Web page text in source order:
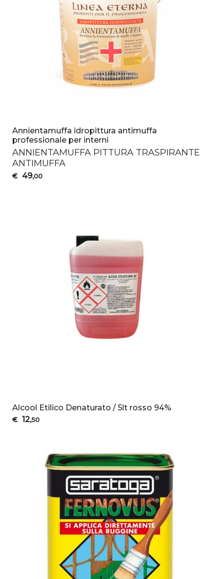
Annientamuffa idropittura antimuffa
professionale per interni
ANNIENTAMUFFA PITTURA TRASPIRANTE
ANTIMUFFA
€ 49,00
Alcool Etilico Denaturato / 5lt rosso 94%
€ 12,50